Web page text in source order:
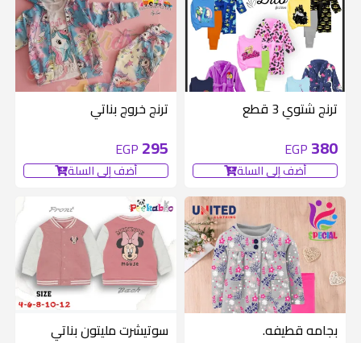
ترنج شتوي 3 قطع
380
EGP
أضف إلى السلة
ترنج خروج بناتي
295
EGP
أضف إلى السلة
بجامه قطيفه. سوتيشرت مليتون بناتي